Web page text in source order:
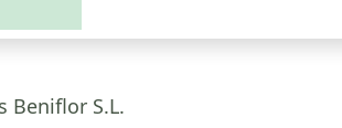
Beniflor S.L.